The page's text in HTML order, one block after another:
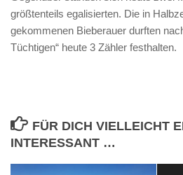
größtenteils egalisierten. Die in
gekommenen Bieberauer durften
Tüchtigen“ heute 3 Zähler festhalten.
FÜR DICH VIELLEICHT
INTERESSANT …